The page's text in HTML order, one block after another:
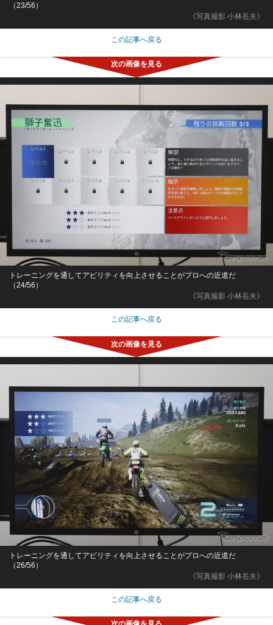
《写真撮影 小林岳夫》
（23/56）
この記事へ戻る
《写真撮影 小林岳夫》
トレーニングを通してアビリティを向上させることがプロへの近道だ
（24/56）
この記事へ戻る
《写真撮影 小林岳夫》
トレーニングを通してアビリティを向上させることがプロへの近道だ
（26/56）
この記事へ戻る